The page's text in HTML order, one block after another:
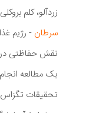
زردآلو، کلم
سرطان - رژیم
نقش حفاظتی در
تحقیقات تگزاس